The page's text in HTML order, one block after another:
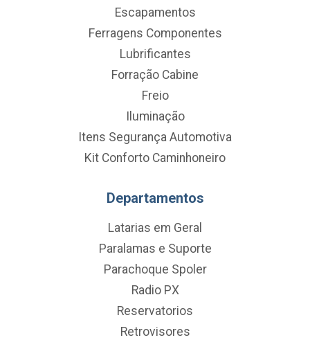
Escapamentos
Ferragens Componentes
Lubrificantes
Forração Cabine
Freio
Iluminação
Itens Segurança Automotiva
Kit Conforto Caminhoneiro
Departamentos
Latarias em Geral
Paralamas e Suporte
Parachoque Spoler
Radio PX
Reservatorios
Retrovisores